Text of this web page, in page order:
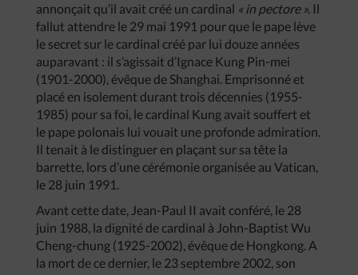
annonçait qu’il avait créé un cardinal « in pectore ». Il
fallut attendre le 29 mai 1991 pour que le pape lève
le secret sur le cardinal créé par lui douze années
auparavant : il s’agissait d’Ignace Kung Pin-mei
(1901-2000), évêque de Shanghai. Emprisonné et
placé en isolement durant trois décennies (1955-
1985) pour sa foi, le cardinal Kung avait souffert et
le pape polonais lui vouait une profonde admiration.
Il tenait à le distinguer en plaçant sur sa tête la
barrette, lors d’une cérémonie organisée au Vatican,
le 28 juin 1991.
Avant cette date, Jean-Paul II avait conféré, le 28
juin 1988, la dignité de cardinal à John-Baptist Wu
Cheng-chung (1925-2002), évêque de Hongkong. A
la mort de ce dernier, le 23 septembre 2002, son